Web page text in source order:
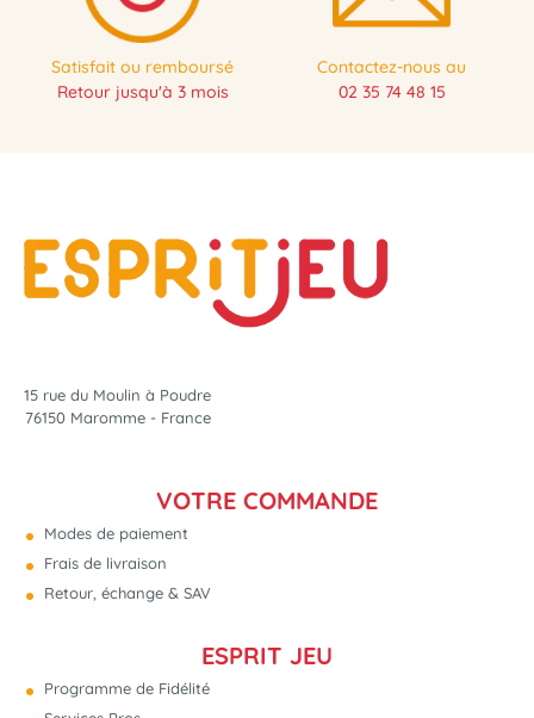
Satisfait ou remboursé
Retour jusqu'à 3 mois
Contactez-nous au
02 35 74 48 15
15 rue du Moulin à Poudre
76150 Maromme - France
VOTRE COMMANDE
Modes de paiement
Frais de livraison
Retour, échange & SAV
ESPRIT JEU
Programme de Fidélité